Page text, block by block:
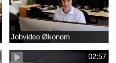
Jobvideo Økonom
02:57